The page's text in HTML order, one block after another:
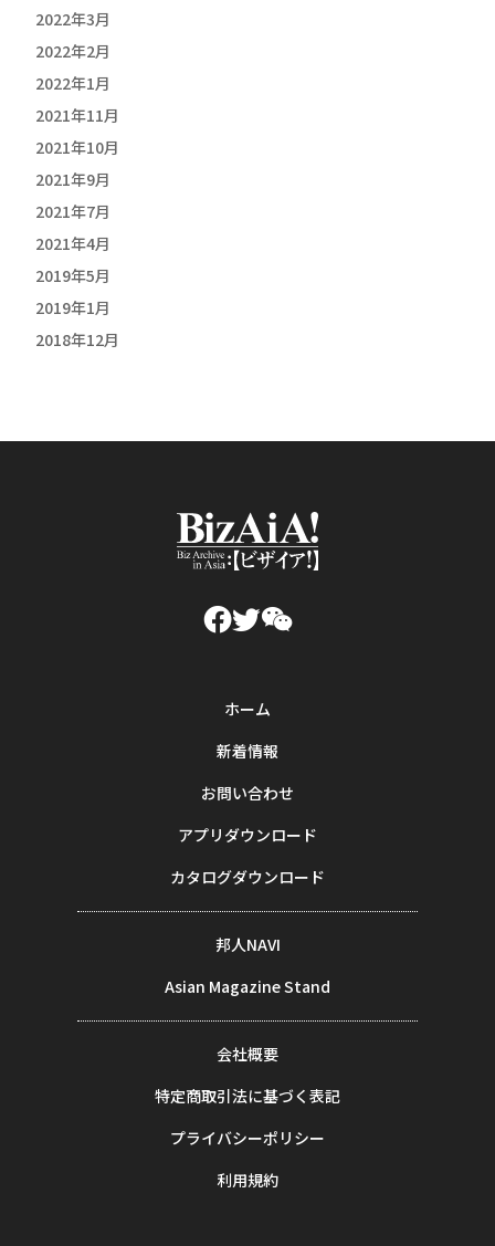
2022年3月
2022年2月
2022年1月
2021年11月
2021年10月
2021年9月
2021年7月
2021年4月
2019年5月
2019年1月
2018年12月
ホーム
新着情報
お問い合わせ
アプリダウンロード
カタログダウンロード
邦人NAVI
Asian Magazine Stand
会社概要
特定商取引法に基づく表記
プライバシーポリシー
利用規約